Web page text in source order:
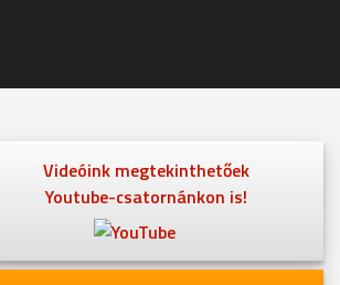
Videóink megtekinthetőek
Youtube-csatornánkon is!